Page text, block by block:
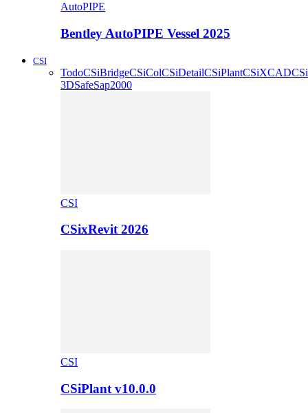
AutoPIPE
Bentley AutoPIPE Vessel 2025
CSI
TodoCSiBridgeCSiColCSiDetailCSiPlantCSiXCAD
3DSafeSap2000
CSI
CSixRevit 2026
CSI
CSiPlant v10.0.0